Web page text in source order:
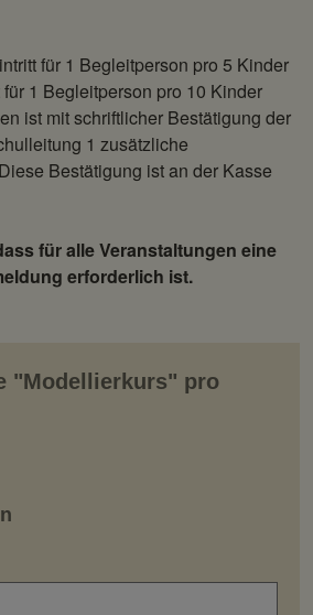
für 1 Begleitperson pro 5 Kinder
1 Begleitperson pro 10 Kinder
ist mit schriftlicher Bestätigung der
1 zusätzliche
Bestätigung ist an der Kasse
für alle Veranstaltungen eine
erforderlich ist.
"Modellierkurs" pro